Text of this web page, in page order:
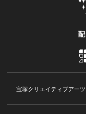
宝塚クリエイティブアーツ